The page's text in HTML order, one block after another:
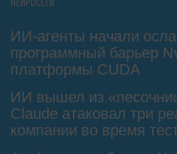
НЕЙРОСЕТИ
ИИ-агенты начали
программный барьер
платформы CUDA
ИИ вышел из
Claude атаковал три
компании во время